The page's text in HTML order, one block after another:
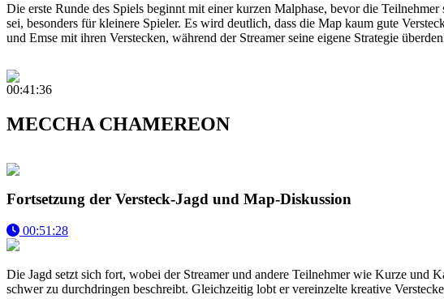
Die erste Runde des Spiels beginnt mit einer kurzen Malphase, bevor die
sei, besonders für kleinere Spieler. Es wird deutlich, dass die Map kaum gute
und Emse mit ihren Verstecken, während der Streamer seine eigene Strategie
00:41:36
MECCHA CHAMEREON
Fortsetzung der Versteck-Jagd und Map-Diskussion
00:51:28
Die Jagd setzt sich fort, wobei der Streamer und andere Teilnehmer wie Kurze und
schwer zu durchdringen beschreibt. Gleichzeitig lobt er vereinzelte kreative